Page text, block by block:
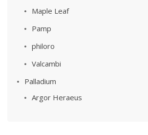
Maple Leaf
Pamp
philoro
Valcambi
Palladium
Argor Heraeus